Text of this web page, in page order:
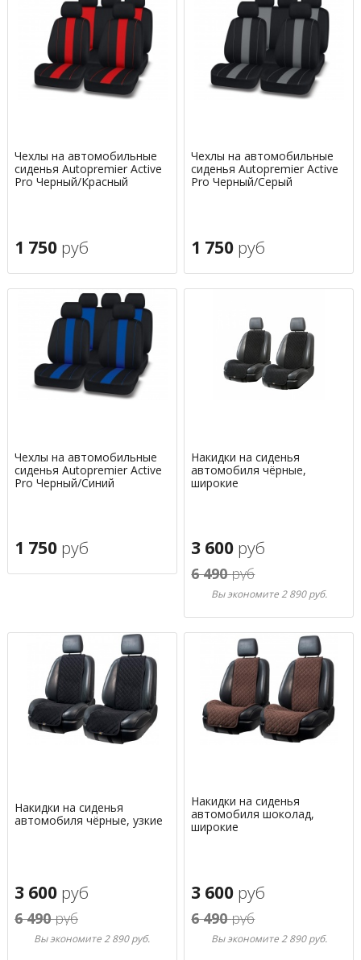
Чехлы на автомобильные
сиденья Autopremier Active
Pro Черный/Красный
1 750 руб
Чехлы на автомобильные
сиденья Autopremier Active
Pro Черный/Серый
1 750 руб
Чехлы на автомобильные
сиденья Autopremier Active
Pro Черный/Синий
1 750 руб
Накидки на сиденья
автомобиля чёрные,
широкие
3 600 руб
6 490руб
Вы экономите 2 890 руб.
Накидки на сиденья
автомобиля чёрные, узкие
3 600 руб
6 490руб
Вы экономите 2 890 руб.
Накидки на сиденья
автомобиля шоколад,
широкие
3 600 руб
6 490руб
Вы экономите 2 890 руб.